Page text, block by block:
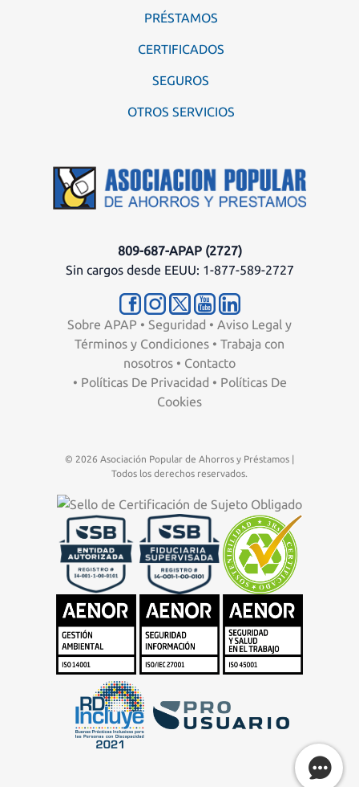
PRÉSTAMOS
CERTIFICADOS
SEGUROS
OTROS SERVICIOS
809-687-APAP (2727)
Sin cargos desde EEUU: 1-877-589-2727
Sobre APAP • Seguridad • Aviso Legal y
Términos y Condiciones • Trabaja con
nosotros • Contacto
• Políticas De Privacidad • Políticas De
Cookies
© 2026 Asociación Popular de Ahorros y Préstamos |
Todos los derechos reservados.